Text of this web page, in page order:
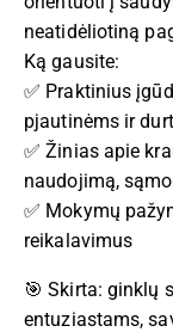
neatidėliotiną
Ką gausite:
✅ Praktinius
pjautinėms ir
✅ Žinias apie
naudojimą,
✅ Mokymų
reikalavimus
🎯 Skirta: ginklų
entuziastams,